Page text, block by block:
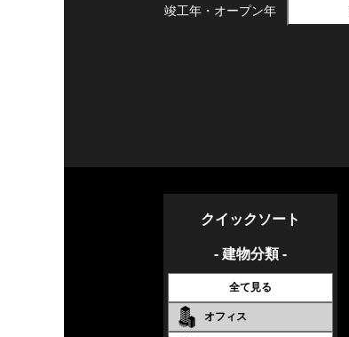
竣工年・ オープン年
クイックソート
- 建物分類 -
全て見る
オフィス